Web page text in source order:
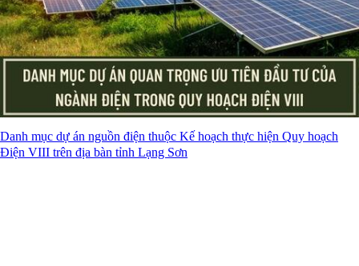
Danh mục dự án nguồn điện thuộc Kế hoạch thực hiện Quy hoạch
Điện VIII trên địa bàn tỉnh Lạng Sơn